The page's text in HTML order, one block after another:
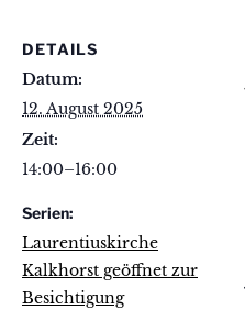
DETAILS
Datum:
12. August 2025
Zeit:
14:00–16:00
Serien:
Laurentiuskirche
Kalkhorst geöffnet zur
Besichtigung